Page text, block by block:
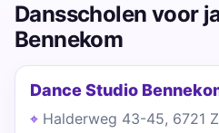
Dansscholen voor
Bennekom
Dance Studio
Halderweg 43-45, 6721